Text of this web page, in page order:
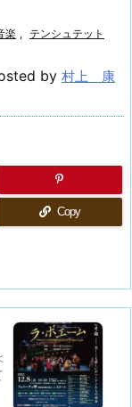
楽 , テンシュテット
by 村上 康
Copy